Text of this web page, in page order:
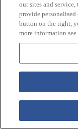
Más comodidades
tarifas de esta noche
Ver tarifas
Westgate Palace
our sites and
provide
button on the right,
more information